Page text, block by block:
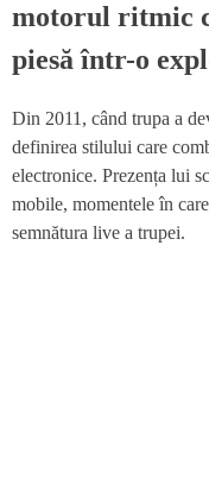
motorul ritmic
piesă într-o
Din 2011, când trupa a
definirea stilului care
electronice. Prezența lui
mobile, momentele în
semnătura live a trupei.